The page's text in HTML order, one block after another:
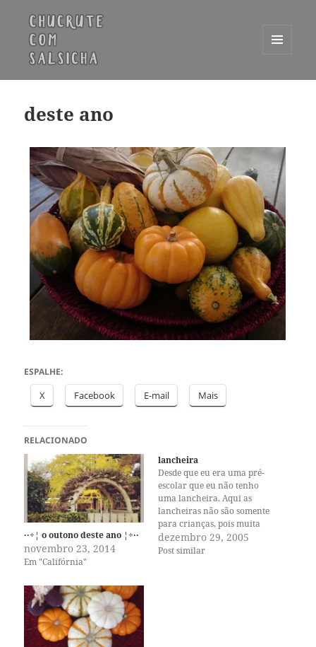
WIDGETS
deste ano
ESPALHE:
X Facebook E-mail Mais
RELACIONADO
··÷¦ o outono deste ano ¦÷··
novembro 23, 2014
Em "Califórnia"
lancheira
Desde que eu era uma pré-
escolar que eu não tenho
uma lancheira. Aqui as
lancheiras não são somente
para crianças, pois muita
gente leva a sua com o
almoço para o trabalho.
dezembro 29, 2005
Post similar